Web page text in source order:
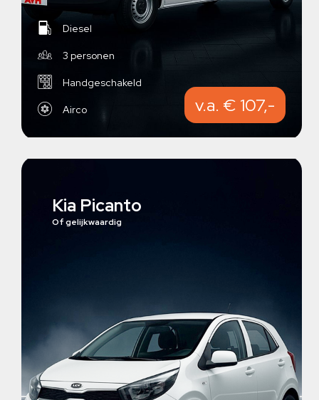
Diesel
3 personen
Handgeschakeld
Airco v.a. € 107,-
Kia Picanto
Of gelijkwaardig